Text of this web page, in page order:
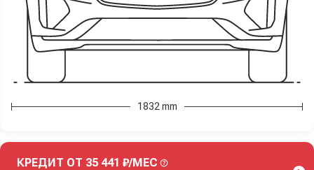
1832 mm
КРЕДИТ ОТ 35 441 ₽/МЕС